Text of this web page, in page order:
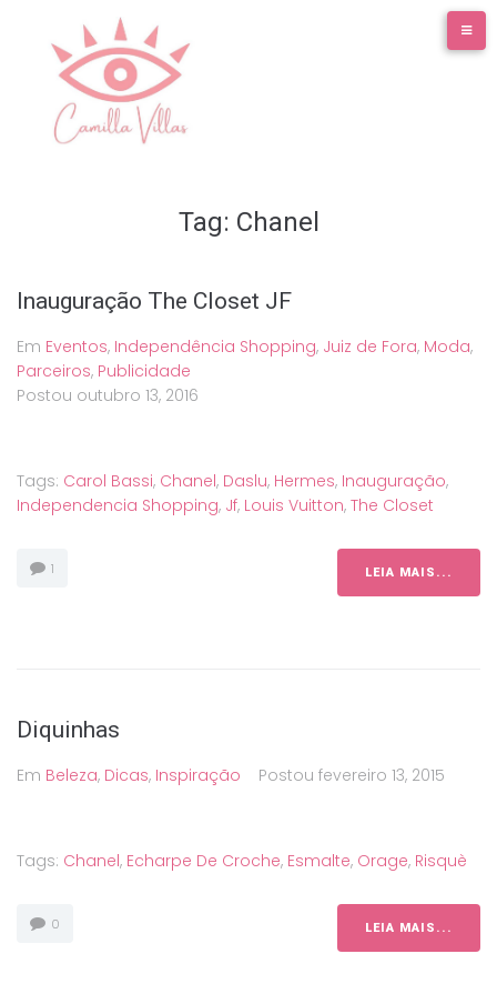
conteúdo
Tag: Chanel
Inauguração The Closet JF
Em Eventos, Independência Shopping, Juiz de Fora, Moda,
Parceiros, Publicidade
Postou outubro 13, 2016
Tags: Carol Bassi, Chanel, Daslu, Hermes, Inauguração,
Independencia Shopping, Jf, Louis Vuitton, The Closet
1 LEIA MAIS...
Diquinhas
Em Beleza, Dicas, Inspiração Postou fevereiro 13, 2015
Tags: Chanel, Echarpe De Croche, Esmalte, Orage, Risquè
0 LEIA MAIS...